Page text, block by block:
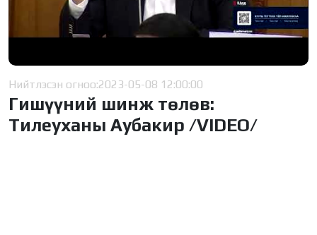
Нийтлэсэн огноо:2023-05-08 12:00:00
Гишүүний шинж төлөв:
Тилеуханы Аубакир /VIDEO/